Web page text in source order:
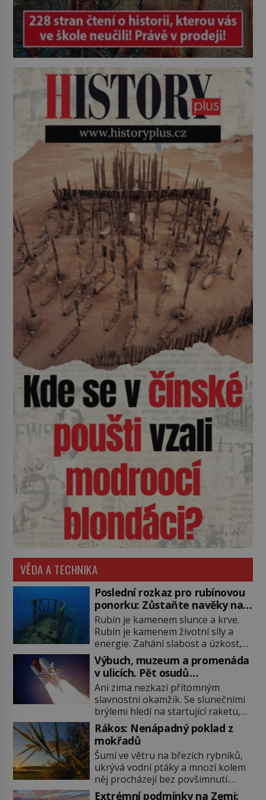
VĚDA A TECHNIKA
Poslední rozkaz pro rubínovou
ponorku: Zůstaňte navěky na
mořském dně!
Rubín je kamenem slunce a krve.
Rubín je kamenem životní síly a
energie. Zahání slabost a úzkost,
posiluje srdce. Rubín je dobrým
jménem pro neživý stroj, kterému
člověk prokázal čest nezmizet
v tavicí peci a našel mu místo
k poslednímu odpočinku. Je druhá
polovina 50. let minulého století.
Nálože spočítány, umístěny a
odpáleny. Trup ponorky nabírá
vodu […]
Výbuch, muzeum a promenáda
v ulicích. Pět osudů
nejslavnějších raketoplánů
Ani zima nezkazí přítomným
slavnostní okamžik. Se slunečními
brýlemi hledí na startující raketu,
která má do vesmíru vynést kromě
posádky také obyčejnou učitelku.
Po několika sekundách všem
ztuhnou úsměvy, stroj totiž
exploduje. Jejich konstrukce není
z levného kraje, daňové poplatníky
stojí miliardy dolarů. Na druhou
Rákos: Nenápadný poklad z
mokřadů
Šumí ve větru na březích rybníků,
ukrývá vodní ptáky a mnozí kolem
něj procházejí bez povšimnutí.
Přesto právě rákos pomáhal stavět
Extrémní podmínky na Zemi: